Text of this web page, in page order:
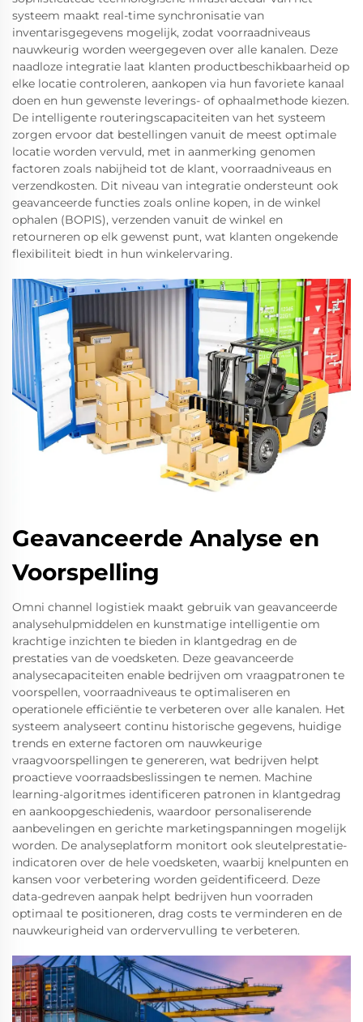
systeem maakt real-time synchronisatie van
inventarisgegevens mogelijk, zodat voorraadniveaus
nauwkeurig worden weergegeven over alle kanalen. Deze
naadloze integratie laat klanten productbeschikbaarheid op
elke locatie controleren, aankopen via hun favoriete kanaal
doen en hun gewenste leverings- of ophaalmethode kiezen.
De intelligente routeringscapaciteiten van het systeem
zorgen ervoor dat bestellingen vanuit de meest optimale
locatie worden vervuld, met in aanmerking genomen
factoren zoals nabijheid tot de klant, voorraadniveaus en
verzendkosten. Dit niveau van integratie ondersteunt ook
geavanceerde functies zoals online kopen, in de winkel
ophalen (BOPIS), verzenden vanuit de winkel en
retourneren op elk gewenst punt, wat klanten ongekende
flexibiliteit biedt in hun winkelervaring.
Geavanceerde Analyse en
Voorspelling
Omni channel logistiek maakt gebruik van geavanceerde
analysehulpmiddelen en kunstmatige intelligentie om
krachtige inzichten te bieden in klantgedrag en de
prestaties van de voedsketen. Deze geavanceerde
analysecapaciteiten enable bedrijven om vraagpatronen te
voorspellen, voorraadniveaus te optimaliseren en
operationele efficiëntie te verbeteren over alle kanalen. Het
systeem analyseert continu historische gegevens, huidige
trends en externe factoren om nauwkeurige
vraagvoorspellingen te genereren, wat bedrijven helpt
proactieve voorraadsbeslissingen te nemen. Machine
learning-algoritmes identificeren patronen in klantgedrag
en aankoopgeschiedenis, waardoor personaliserende
aanbevelingen en gerichte marketingspanningen mogelijk
worden. De analyseplatform monitort ook sleutelprestatie-
indicatoren over de hele voedsketen, waarbij knelpunten en
kansen voor verbetering worden geïdentificeerd. Deze
data-gedreven aanpak helpt bedrijven hun voorraden
optimaal te positioneren, drag costs te verminderen en de
nauwkeurigheid van ordervervulling te verbeteren.